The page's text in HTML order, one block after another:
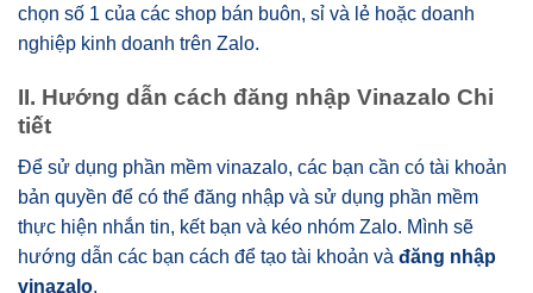
chọn số 1 của các shop bán buôn, sỉ và lẻ hoặc doanh
nghiệp kinh doanh trên Zalo.
II. Hướng dẫn cách đăng nhập Vinazalo Chi
tiết
Để sử dụng phần mềm vinazalo, các bạn cần có tài khoản
bản quyền để có thể đăng nhập và sử dụng phần mềm
thực hiện nhắn tin, kết bạn và kéo nhóm Zalo. Mình sẽ
hướng dẫn các bạn cách để tạo tài khoản và đăng nhập
vinazalo.